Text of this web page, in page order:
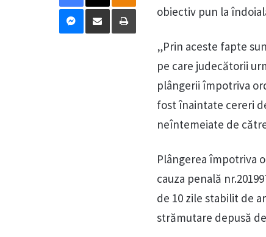
obiectiv pun la
„Prin aceste fapte
pe care judecătorii
plângerii împotriva
fost înaintate cereri
neîntemeiate de
Plângerea împotriva
cauza penală
de 10 zile stabilit de
strămutare depusă
Messenger
Distribuie prin mail Tipărește